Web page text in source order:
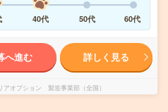
40代 50代 60代
へ進む 詳しく見る
アオプション 製造事業部（全国）